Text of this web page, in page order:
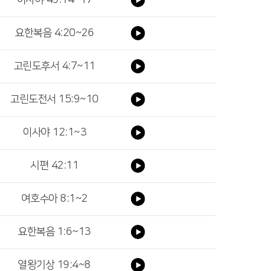
요한복음 4:20~26
고린도후서 4:7~11
고린도전서 15:9~10
이사야 12:1~3
시편 42:11
여호수아 8:1~2
요한복음 1:6~13
열왕기상 19:4~8